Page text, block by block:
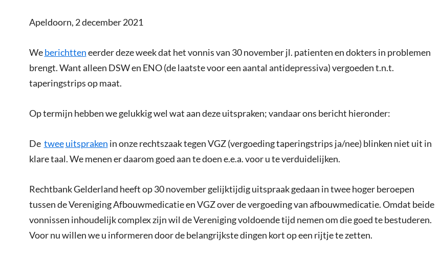
Apeldoorn, 2 december 2021
Weberichtteneerder deze week dat het vonnis van 30 november jl. patienten en dokters in problemen
brengt. Want alleen DSW en ENO (de laatste voor een aantal antidepressiva) vergoeden t.n.t.
taperingstrips op maat.
Op termijn hebben we gelukkig wel wat aan deze uitspraken; vandaar ons bericht hieronder:
De twee uitspraken in onze rechtszaak tegen VGZ (vergoeding taperingstrips ja/nee) blinken niet uit in
klare taal. We menen er daarom goed aan te doen e.e.a. voor u te verduidelijken.
Rechtbank Gelderland heeft op 30 november gelijktijdig uitspraak gedaan in twee hoger beroepen
tussen de Vereniging Afbouwmedicatie en VGZ over de vergoeding van afbouwmedicatie. Omdat beide
vonnissen inhoudelijk complex zijn wil de Vereniging voldoende tijd nemen om die goed te bestuderen.
Voor nu willen we u informeren door de belangrijkste dingen kort op een rijtje te zetten.